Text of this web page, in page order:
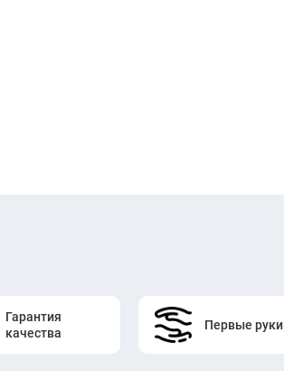
Гарантия
качества
Первые руки